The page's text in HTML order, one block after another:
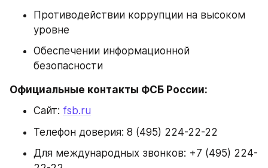
Противодействии коррупции на высоком
уровне
Обеспечении информационной
безопасности
Официальные контакты ФСБ России:
Сайт: fsb.ru
Телефон доверия: 8 (495) 224-22-22
Для международных звонков: +7 (495) 224-